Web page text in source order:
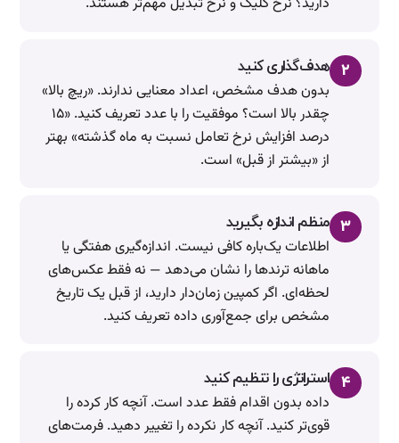
۲ هدف‌گذاری کنید
بدون هدف مشخص، اعداد معنایی ندارند. «ریچ بالا»
چقدر بالا است؟ موفقیت را با عدد تعریف کنید. «۱۵
درصد افزایش نرخ تعامل نسبت به ماه گذشته» بهتر
از «بیشتر از قبل» است.
۳ منظم اندازه بگیرید
اطلاعات یک‌باره کافی نیست. اندازه‌گیری هفتگی یا
ماهانه ترندها را نشان می‌دهد — نه فقط عکس‌های
لحظه‌ای. اگر کمپین زمان‌دار دارید، از قبل یک تاریخ
مشخص برای جمع‌آوری داده تعریف کنید.
۴ استراتژی را تنظیم کنید
داده بدون اقدام فقط عدد است. آنچه کار کرده را
قوی‌تر کنید. آنچه کار نکرده را تغییر دهید. فرمت‌های